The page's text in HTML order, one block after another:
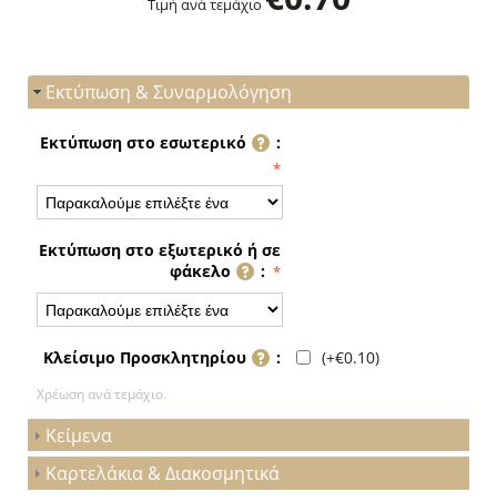
Τιμή ανά τεμάχιο
Εκτύπωση & Συναρμολόγηση
Εκτύπωση στο εσωτερικό :
Εκτύπωση στο εξωτερικό ή σε
φάκελο
:
Κλείσιμο Προσκλητηρίου : (+€0.10)
Χρέωση ανά τεμάχιο.
Κείμενα
Καρτελάκια & Διακοσμητικά